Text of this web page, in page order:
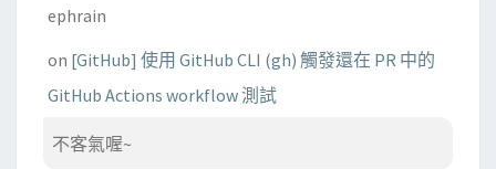
ephrain
on [GitHub] 使用 GitHub CLI (gh) 觸發還在 PR 中的
GitHub Actions workflow 測試
不客氣喔~